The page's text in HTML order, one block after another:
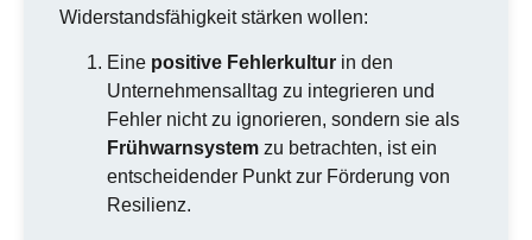
Widerstandsfähigkeit stärken wollen:
Eine positive Fehlerkultur in den
Unternehmensalltag zu integrieren und
Fehler nicht zu ignorieren, sondern sie als
Frühwarnsystem zu betrachten, ist ein
entscheidender Punkt zur Förderung von
Resilienz.